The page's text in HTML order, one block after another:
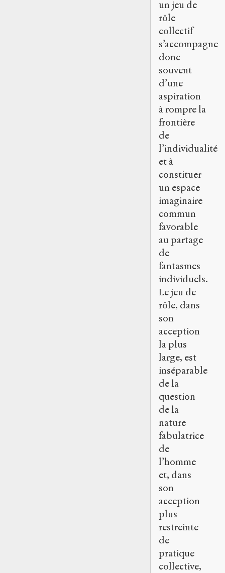
un jeu de
rôle
collectif
s’accompagne
donc
souvent
d’une
aspiration
à rompre la
frontière
de
l’individualité
et à
constituer
un espace
imaginaire
commun
favorable
au partage
de
fantasmes
individuels.
Le jeu de
rôle, dans
son
acception
la plus
large, est
inséparable
de la
question
de la
nature
fabulatrice
de
l’homme
et, dans
son
acception
plus
restreinte
de
pratique
collective,